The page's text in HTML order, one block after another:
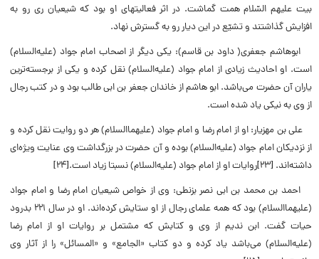
بیت علیهم السّلام همت گماشت. در اثر فعالیتهاى او بود که شیعیان رى رو به
افزایش گذاشتند و تشیّع در این دیار رو به گسترش نهاد.
ابوهاشم جعفری( داود بن قاسم): یکى دیگر از اصحاب امام جواد (علیه‌السلام)
است. او احادیث زیادى از امام جواد (علیه‌السلام) نقل کرده و یکى از برجسته‌ترین
یاران آن حضرت مى‌باشد. ابو هاشم از خاندان جعفر بن ابى طالب بود و در کتب رجال
از وى به نیکى یاد شده است.
علی بن مهزیار: او از امام رضا و امام جواد (علیهما‌السلام) هر دو روایت نقل کرده و
از نزدیکان امام جواد (علیه‌السلام) بوده و آن حضرت در بزرگداشت وى عنایت ویژه‌اى
داشته‌اند. [۲۳]روایات او از امام جواد (علیه‌السلام) نسبتا زیاد است.[۲۴]
احمد بن محمد بن ابى نصر بزنطى: وى از خواص شیعیان امام رضا و امام جواد
(علیهما‌السلام) بود که همه علماى رجال از او ستایش کرده‌اند. او در سال ٢٢١ بدرود
حیات گفت. ابن ندیم از وى و کتابش که مشتمل بر روایات او از امام رضا
(علیه‌السلام) مى‌باشد یاد کرده و دو کتاب «الجامع» و «المسائل» را از آثار وى